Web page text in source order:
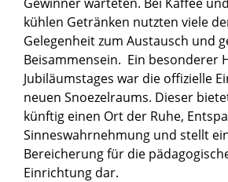
kühlen Getränken nutzten viele
Gelegenheit zum Austausch und
Beisammensein. Ein besonderer
Jubiläumstages war die offizielle
neuen Snoezelraums. Dieser
künftig einen Ort der Ruhe,
Sinneswahrnehmung und stellt
Bereicherung für die
Einrichtung dar.